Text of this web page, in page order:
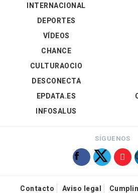
INTERNACIONAL
DEPORTES
VÍDEOS
CHANCE
CULTURAOCIO
DESCONECTA
EPDATA.ES
INFOSALUS
SÍGUENOS
Contacto Aviso legal